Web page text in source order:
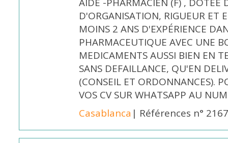
D'ORGANISATION, RIGUEUR ET
MOINS 2 ANS D'EXPÉRIENCE
PHARMACEUTIQUE AVEC UNE
MEDICAMENTS AUSSI BIEN EN
SANS DEFAILLANCE, QU'EN
(CONSEIL ET ORDONNANCES).
VOS CV SUR WHATSAPP AU
Casablanca | Références n°